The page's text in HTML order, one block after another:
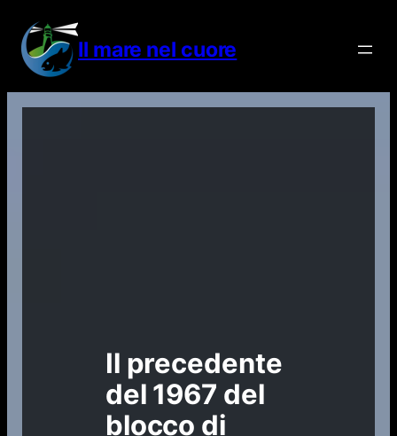
contenuto
Il mare nel cuore
Il precedente
del 1967 del
blocco di